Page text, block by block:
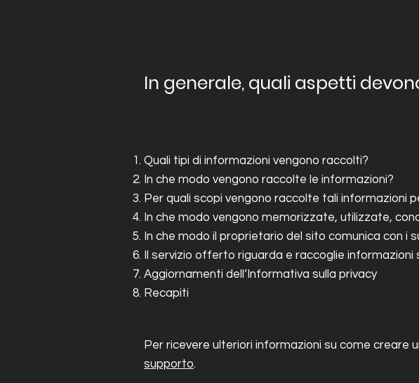
In generale, quali aspetti
Quali tipi di informazioni vengono raccolti?
In che modo vengono raccolte le informazioni?
Per quali scopi vengono raccolte tali informazioni
In che modo vengono memorizzate, utilizzate,
In che modo il proprietario del sito comunica con i
Il servizio offerto riguarda e raccoglie informazioni
Aggiornamenti dell’Informativa sulla privacy
Recapiti
Per ricevere ulteriori informazioni su come creare
supporto.